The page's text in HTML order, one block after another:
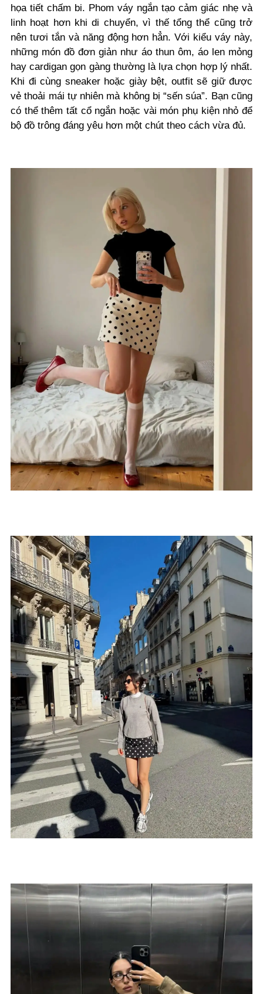
họa tiết chấm bi. Phom váy ngắn tạo cảm giác nhẹ và
linh hoạt hơn khi di chuyển, vì thế tổng thể cũng trở
nên tươi tắn và năng động hơn hẳn. Với kiểu váy này,
những món đồ đơn giản như áo thun ôm, áo len mỏng
hay cardigan gọn gàng thường là lựa chọn hợp lý nhất.
Khi đi cùng sneaker hoặc giày bệt, outfit sẽ giữ được
vẻ thoải mái tự nhiên mà không bị “sến súa”. Bạn cũng
có thể thêm tất cổ ngắn hoặc vài món phụ kiện nhỏ để
bộ đồ trông đáng yêu hơn một chút theo cách vừa đủ.